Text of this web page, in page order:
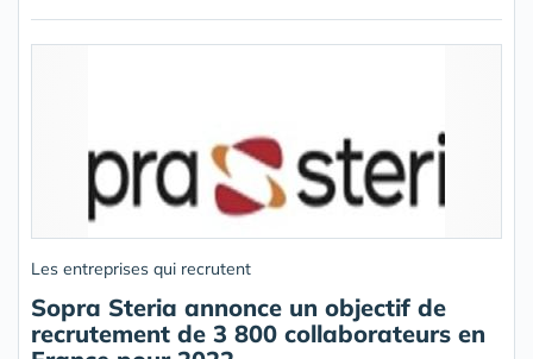
Les entreprises qui recrutent
Sopra Steria annonce un objectif de
recrutement de 3 800 collaborateurs en